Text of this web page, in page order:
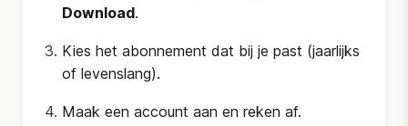
Download.
Kies het abonnement dat bij je past (jaarlijks
of levenslang).
Maak een account aan en reken af.